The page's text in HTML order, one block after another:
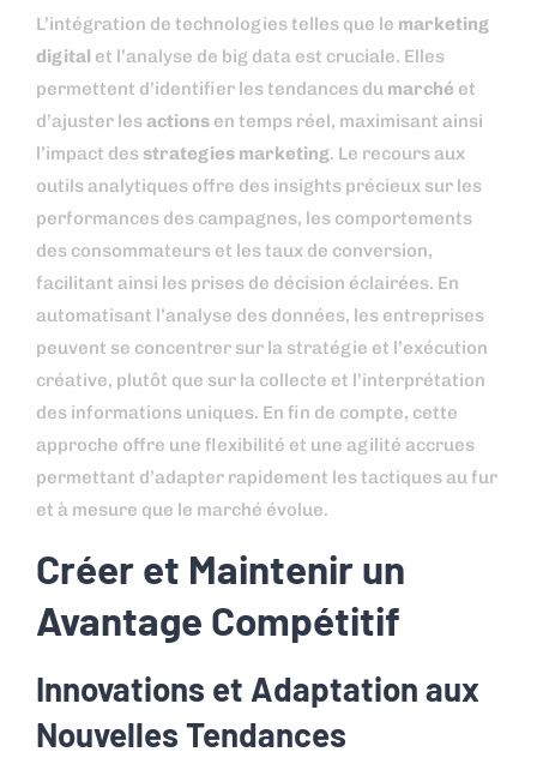
L’intégration de technologies telles que le marketing
digital et l’analyse de big data est cruciale. Elles
permettent d’identifier les tendances du marché et
d’ajuster lesactions en temps réel, maximisant ainsi
l’impact des strategies marketing. Le recours aux
outils analytiques offre des insights précieux sur les
performances des campagnes, les comportements
des consommateurs et les taux de conversion,
facilitant ainsi les prises de décision éclairées. En
automatisant l’analyse des données, les entreprises
peuvent se concentrer sur la stratégie et l’exécution
créative, plutôt que sur la collecte et l’interprétation
des informations uniques. En fin de compte, cette
approche offre une flexibilité et une agilité accrues
permettant d’adapter rapidement les tactiques au fur
et à mesure que le marché évolue.
Créer et Maintenir un
Avantage Compétitif
Innovations et Adaptation aux
Nouvelles Tendances